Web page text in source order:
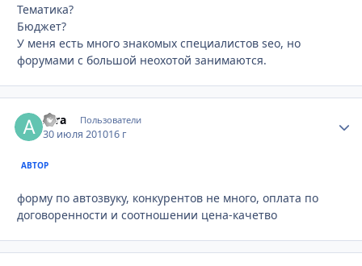
Тематика?
Бюджет?
У меня есть много знакомых специалистов seo, но
форумами с большой неохотой занимаются.
Afra Пользователи
30 июля 201016 г
АВТОР
форму по автозвуку, конкурентов не много, оплата по
договоренности и соотношении цена-качетво